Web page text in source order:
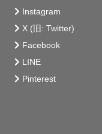
Instagram
X (旧: Twitter)
Facebook
LINE
Pinterest